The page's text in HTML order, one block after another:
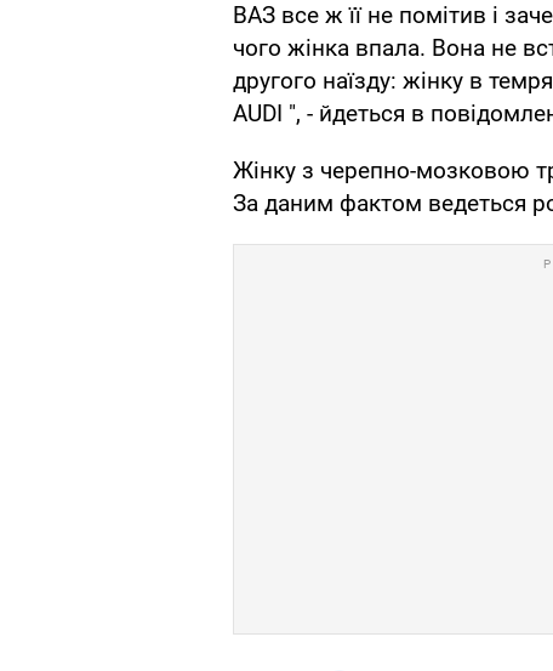
ВАЗ все ж її не помітив і
чого жінка впала. Вона не
другого наїзду: жінку в
AUDI ", - йдеться в
Жінку з черепно-мозковою
За даним фактом ведеться